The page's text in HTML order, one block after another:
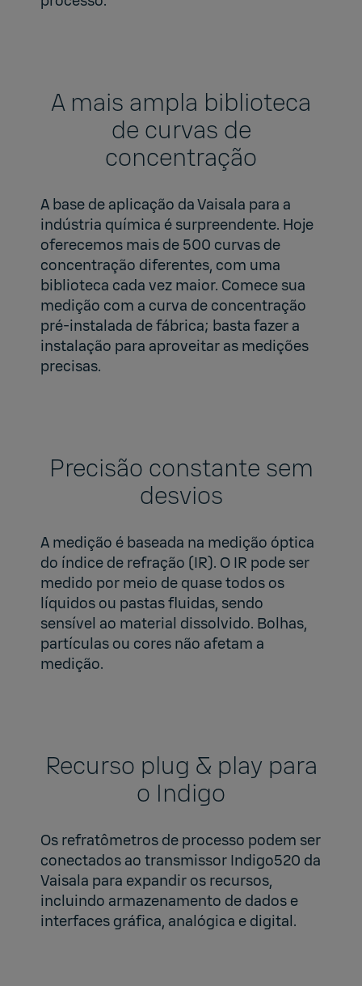
A mais ampla biblioteca
de curvas de
concentração
A base de aplicação da Vaisala para a
indústria química é surpreendente. Hoje
oferecemos mais de 500 curvas de
concentração diferentes, com uma
biblioteca cada vez maior. Comece sua
medição com a curva de concentração
pré-instalada de fábrica; basta fazer a
instalação para aproveitar as medições
precisas.
Precisão constante sem
desvios
A medição é baseada na medição óptica
do índice de refração (IR). O IR pode ser
medido por meio de quase todos os
líquidos ou pastas fluidas, sendo
sensível ao material dissolvido. Bolhas,
partículas ou cores não afetam a
medição.
Recurso plug & play para
o Indigo
Os refratômetros de processo podem ser
conectados ao transmissor Indigo520 da
Vaisala para expandir os recursos,
incluindo armazenamento de dados e
interfaces gráfica, analógica e digital.